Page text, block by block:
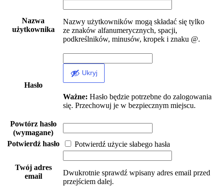
Nazwa
użytkownika
Nazwy użytkowników mogą składać się tylko
ze znaków alfanumerycznych, spacji,
podkreślników, minusów, kropek i znaku @.
Hasło
Ukryj
Ważne: Hasło będzie potrzebne do zalogowania
się. Przechowuj je w bezpiecznym miejscu.
Powtórz hasło
(wymagane)
Potwierdź hasło
Potwierdź użycie słabego hasła
Twój adres
email
Dwukrotnie sprawdź wpisany adres email przed
przejściem dalej.